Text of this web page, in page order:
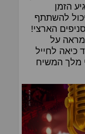
הזמן
להשתתף
הארצי!
מראה על
כיאה לחייל
מלך המשיח